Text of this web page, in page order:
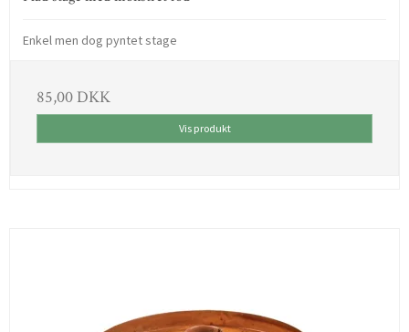
Enkel men dog pyntet stage
85,00 DKK
Vis produkt